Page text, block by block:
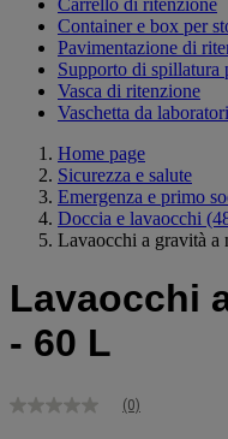
Container e box per
Pavimentazione di
Supporto di spillatura
Vasca di ritenzione
Vaschetta da
Home page
Sicurezza e salute
Emergenza e primo
Doccia e lavaocchi
Lavaocchi a gravità a
Lavaocchi
- 60 L
Nessuna
(0)